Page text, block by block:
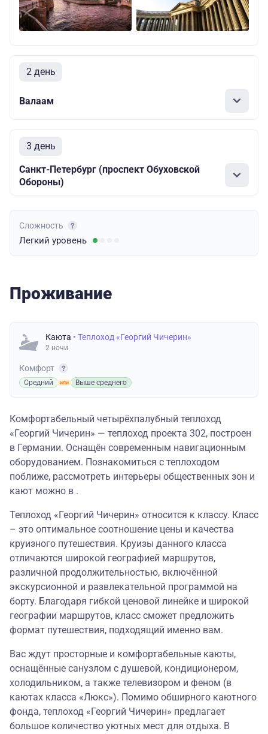
2 день
Валаам
3 день
Санкт-Петербург (проспект Обуховской
Обороны)
Сложность
Легкий уровень
Проживание
Каюта • Теплоход «Георгий Чичерин»
2 ночи
Комфорт
Средний Выше среднего
Комфортабельный четырёхпалубный теплоход
«Георгий Чичерин» — теплоход проекта 302, построен
в Германии. Оснащён современным навигационным
оборудованием. Познакомиться с теплоходом
поближе, рассмотреть интерьеры общественных зон и
кают можно в .
Теплоход «Георгий Чичерин» относится к классу. Класс
– это оптимальное соотношение цены и качества
круизного путешествия. Круизы данного класса
отличаются широкой географией маршрутов,
различной продолжительностью, включённой
экскурсионной и развлекательной программой на
борту. Благодаря гибкой ценовой линейке и широкой
географии маршрутов, класс сможет предложить
формат путешествия, подходящий именно вам.
Вас ждут просторные и комфортабельные каюты,
оснащённые санузлом с душевой, кондиционером,
холодильником, а также телевизором и феном (в
каютах класса «Люкс»). Помимо обширного каютного
фонда, теплоход «Георгий Чичерин» предлагает
большое количество уютных мест для отдыха. В